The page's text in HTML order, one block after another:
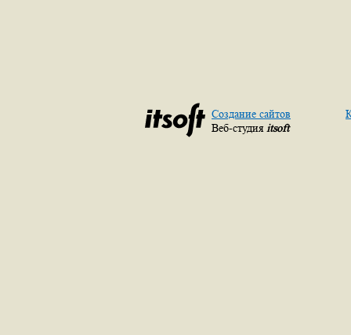
Создание сайтов
Веб-студия itsoft